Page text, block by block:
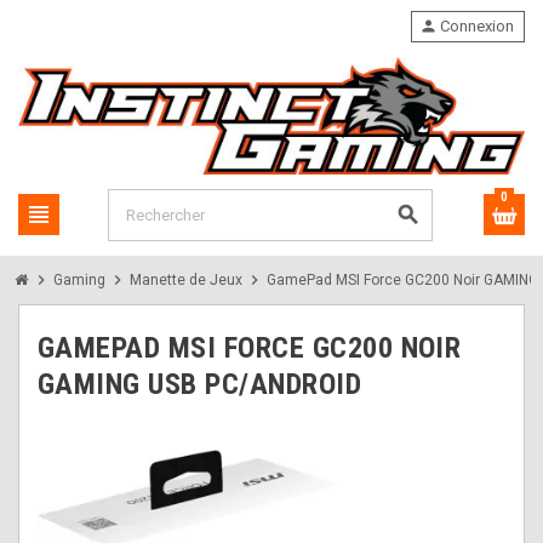
view_headline search
person Connexion
0
chevron_right Gaming chevron_right Manette de Jeux chevron_right GamePad MSI Force GC200 Noir
GAMEPAD MSI FORCE GC200 NOIR
GAMING USB PC/ANDROID